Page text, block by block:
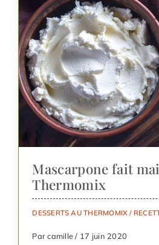
Mascarpone fait
Thermomix
DESSERTS AU THERMOMIX /
Par camille / 17 juin 2020